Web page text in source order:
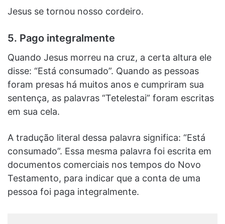
Jesus se tornou nosso cordeiro.
5. Pago integralmente
Quando Jesus morreu na cruz, a certa altura ele
disse: “Está consumado”. Quando as pessoas
foram presas há muitos anos e cumpriram sua
sentença, as palavras “Tetelestai” foram escritas
em sua cela.
A tradução literal dessa palavra significa: “Está
consumado”. Essa mesma palavra foi escrita em
documentos comerciais nos tempos do Novo
Testamento, para indicar que a conta de uma
pessoa foi paga integralmente.